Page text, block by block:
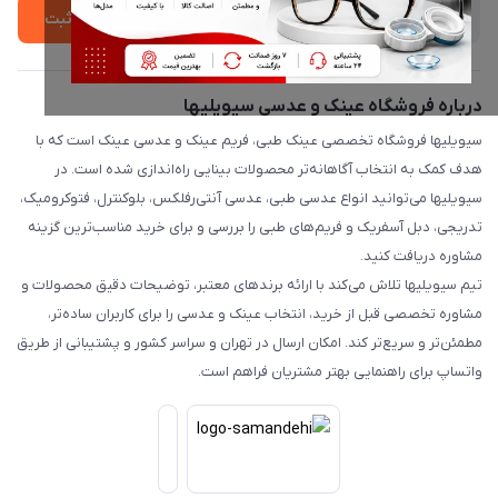
ثبت
درباره فروشگاه عینک و عدسی سیویلیها
سیویلیها فروشگاه تخصصی عینک طبی، فریم عینک و عدسی عینک است که با
هدف کمک به انتخاب آگاهانه‌تر محصولات بینایی راه‌اندازی شده است. در
سیویلیها می‌توانید انواع عدسی طبی، عدسی آنتی‌رفلکس، بلوکنترل، فتوکرومیک،
تدریجی، دبل آسفریک و فریم‌های طبی را بررسی و برای خرید مناسب‌ترین گزینه
مشاوره دریافت کنید.
تیم سیویلیها تلاش می‌کند با ارائه برندهای معتبر، توضیحات دقیق محصولات و
مشاوره تخصصی قبل از خرید، انتخاب عینک و عدسی را برای کاربران ساده‌تر،
مطمئن‌تر و سریع‌تر کند. امکان ارسال در تهران و سراسر کشور و پشتیبانی از طریق
واتساپ برای راهنمایی بهتر مشتریان فراهم است.